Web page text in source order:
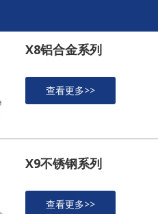
X8铝合金系列
查看更多>>
X9不锈钢系列
查看更多>>